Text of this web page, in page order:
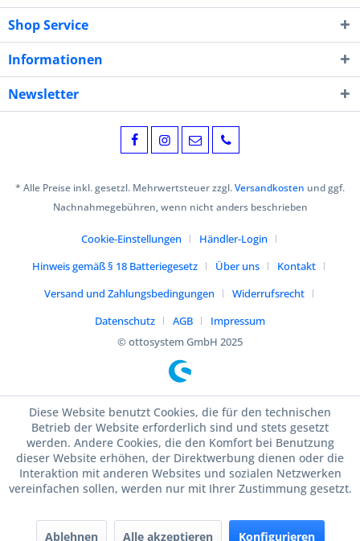
Shop Service
Informationen
Newsletter
* Alle Preise inkl. gesetzl. Mehrwertsteuer zzgl.Versandkosten und ggf.
Nachnahmegebühren, wenn nicht anders beschrieben
Cookie-Einstellungen
Händler-Login
Hinweis gemäß § 18 Batteriegesetz
Über uns
Kontakt
Versand und Zahlungsbedingungen
Widerrufsrecht
Datenschutz
AGB
Impressum
© ottosystem GmbH 2025
Diese Website benutzt Cookies, die für den technischen
Betrieb der Website erforderlich sind und stets gesetzt
werden. Andere Cookies, die den Komfort bei Benutzung
dieser Website erhöhen, der Direktwerbung dienen oder die
Interaktion mit anderen Websites und sozialen Netzwerken
vereinfachen sollen, werden nur mit Ihrer Zustimmung gesetzt.
Ablehnen Alle akzeptieren Konfigurieren